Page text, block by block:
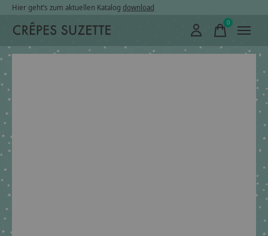
Hier geht’s zum aktuellen Katalog download
0items